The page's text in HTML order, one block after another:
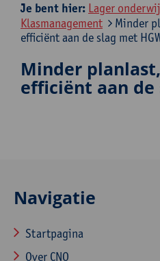
Je bent hier: Lager
Klasmanagement
Minder
efficiënt aan de slag met
Minder
efficiënt aan de
Navigatie
Startpagina
Over CNO